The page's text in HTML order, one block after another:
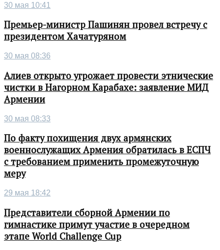
30 мая 10:41
Премьер-министр Пашинян провел встречу с
президентом Хачатуряном
30 мая 08:36
Алиев открыто угрожает провести этнические
чистки в Нагорном Карабахе: заявление МИД
Армении
30 мая 08:33
По факту похищения двух армянских
военнослужащих Армения обратилась в ЕСПЧ
с требованием применить промежуточную
меру
29 мая 18:42
Представители сборной Армении по
гимнастике примут участие в очередном
этапе World Challenge Cup